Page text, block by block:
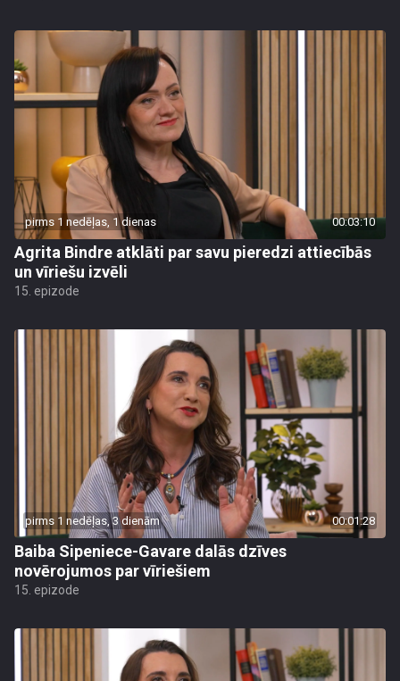
pirms 1 nedēļas, 1 dienas 00:03:10
Agrita Bindre atklāti par savu pieredzi attiecībās
un vīriešu izvēli
15. epizode
pirms 1 nedēļas, 3 dienām 00:01:28
Baiba Sipeniece-Gavare dalās dzīves
novērojumos par vīriešiem
15. epizode